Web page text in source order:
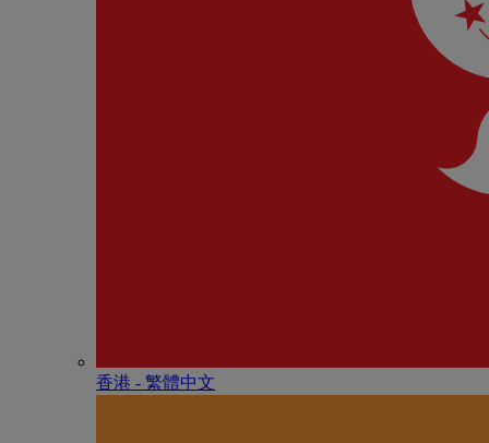
香港 - 繁體中文